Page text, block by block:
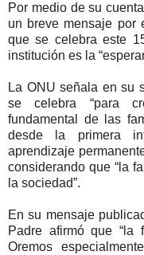
Por medio de su
un breve mensaje por
que se celebra este
institución es la
La ONU señala en su
se celebra “para
fundamental de las
desde la primera
aprendizaje
considerando que “la
la sociedad”.
En su mensaje
Padre afirmó que “la
Oremos